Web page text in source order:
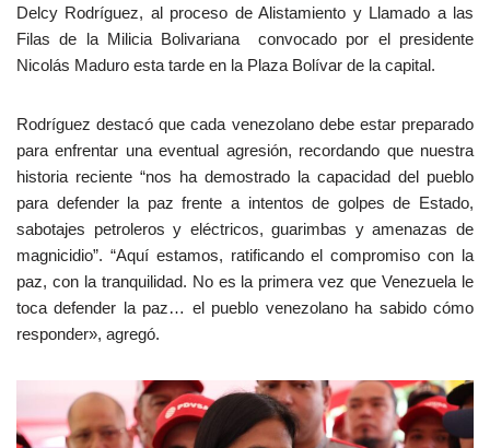
Delcy Rodríguez, al proceso de Alistamiento y Llamado a las
Filas de la Milicia Bolivariana convocado por el presidente
Nicolás Maduro esta tarde en la Plaza Bolívar de la capital.
Rodríguez destacó que cada venezolano debe estar preparado
para enfrentar una eventual agresión, recordando que nuestra
historia reciente “nos ha demostrado la capacidad del pueblo
para defender la paz frente a intentos de golpes de Estado,
sabotajes petroleros y eléctricos, guarimbas y amenazas de
magnicidio”. “Aquí estamos, ratificando el compromiso con la
paz, con la tranquilidad. No es la primera vez que Venezuela le
toca defender la paz… el pueblo venezolano ha sabido cómo
responder», agregó.